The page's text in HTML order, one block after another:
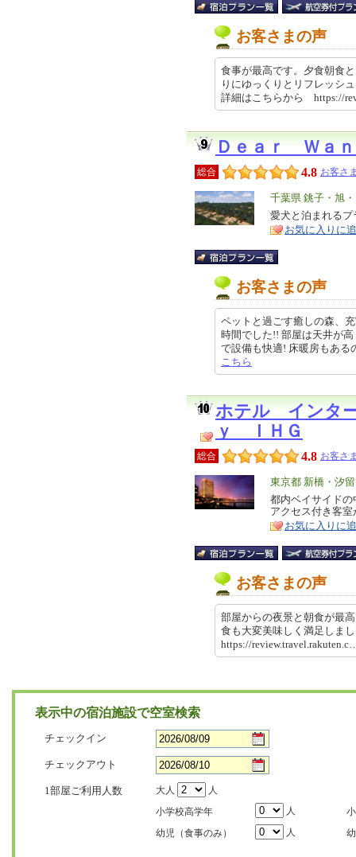
お客さまの声
食事が最高です。夕食朝食
りにゆっくりとリフレッシ
詳細はこちらから https://
Ｄｅａｒ Ｗａ
総合 4.8 お客さ
エ
リ
ア
千葉県 銚子・旭
特
徴
愛犬と泊まれる
お気に入りに
お客さまの声
ペットと過ごす癒しの森、
時間でした!! 部屋は天井が
で設備も快適! 床暖房もあ
こちら
ホテル インタ
ｙ ＩＨＧ
総合 4.8 お客さ
エ
リ
ア
東京都 新橋・汐
特
徴
都内ベイサイド
アクセス付き客
お気に入りに
お客さまの声
部屋からの夜景と朝食が最
食も大変美味しく満足しま
https://
表示中の宿泊施設で空室検索
チェックイン
チェックアウト
1部屋ご利用人数 大人
人
小学校高学年
人
幼児（食事のみ）
人